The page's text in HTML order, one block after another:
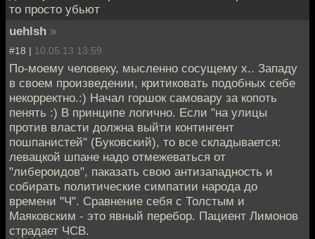
то просто убьют
uehlsh »
#18 | 10.05.13 13:59
По-моему человеку, мысленно сосущему х.. Западу
в своем произведении, критиковать подобных себе
некорректно.:) Начал горшок самовару за копоть
пенять :) В принципе логично. Если "на улицы
против власти должна выйти контингент
пошпанистей" (Буковский), то все складывается:
левацкой шпане надо отмежеваться от
"либероидов", паказать свою антизападность и
собирать политические симпатии народа до
времени "Ч". Сравнение себя с Толстым и
Маяковским - это явный перебор. Пациент Лимонов
страдает ЧСВ.